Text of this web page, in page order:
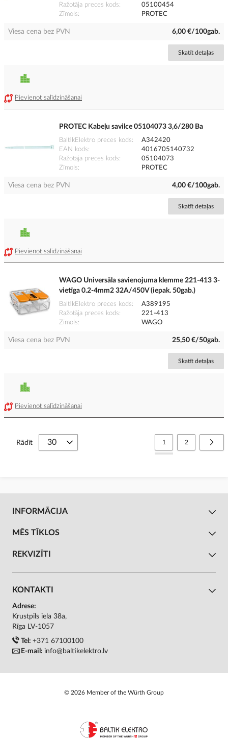
Ražotāja preces kods
05100454
Zīmols
PROTEC
Viesa cena bez PVN 6,00 €/100gab.
Skatīt detaļas
Pievienot salīdzināšanai
PROTEC Kabeļu savilce 05104073 3,6/280 Ba
BaltikElektro preces kods
A342420
EAN kods
4016705140732
Ražotāja preces kods
05104073
Zīmols
PROTEC
Viesa cena bez PVN 4,00 €/100gab.
Skatīt detaļas
Pievienot salīdzināšanai
WAGO Universāla savienojuma klemme 221-413 3-
vietīga 0.2-4mm2 32A/450V (iepak. 50gab.)
BaltikElektro preces kods
A389195
Ražotāja preces kods
221-413
Zīmols
WAGO
Viesa cena bez PVN 25,50 €/50gab.
Skatīt detaļas
Pievienot salīdzināšanai
LapaYou're currently reading
1 Lapa
2
Rādīt
INFORMĀCIJA
MĒS TĪKLOS
REKVIZĪTI
KONTAKTI
Adrese:
Krustpils iela 38a,
Rīga LV-1057
Tel: +371 67100100
E-mail: info@baltikelektro.lv
© 2026 Member of the Würth Group